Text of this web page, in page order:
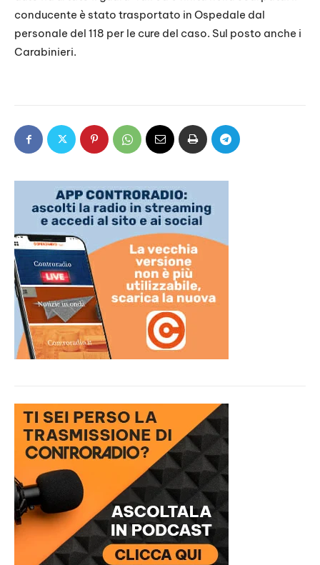
conducente è stato trasportato in Ospedale dal
personale del 118 per le cure del caso. Sul posto anche i
Carabinieri.